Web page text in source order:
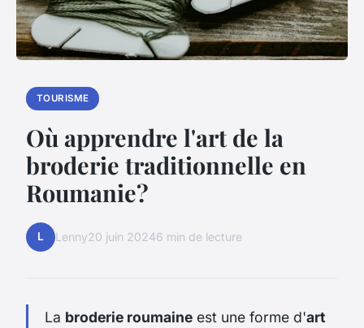
TOURISME
Où apprendre l'art de la
broderie traditionnelle en
Roumanie?
L Lenny20 juin 20246 min de lecture
La broderie roumaine est une forme d'art